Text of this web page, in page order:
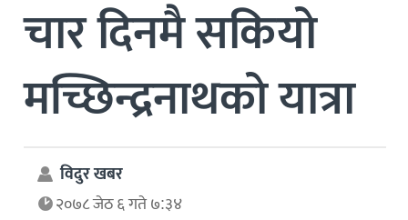
चार दिनमै सकियो
मच्छिन्द्रनाथको यात्रा
विदुर खबर
२०७८ जेठ ६ गते ७:३४